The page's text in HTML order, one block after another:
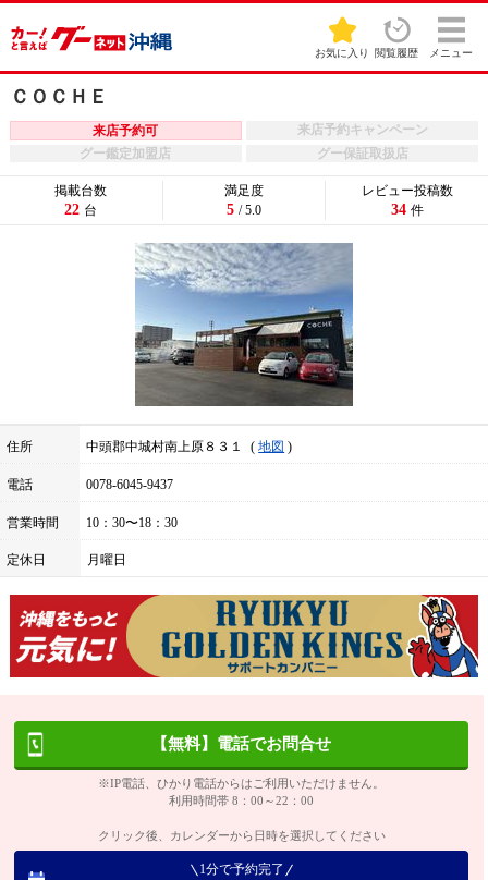
お気に入り 閲覧履歴 メニュー
ＣＯＣＨＥ
来店予約可
来店予約キャンペーン
グー鑑定加盟店
グー保証取扱店
住所 中頭郡中城村南上原８３１ 地図
電話 0078-6045-9437
営業時間 10：30〜18：30
定休日 月曜日
掲載台数
22 台
満足度
5 / 5.0
レビュー投稿数
34 件
【無料】電話でお問合せ
※IP電話、ひかり電話からはご利用いただけません。
利用時間帯 8：00～22：00
クリック後、カレンダーから日時を選択してください
1分で予約完了